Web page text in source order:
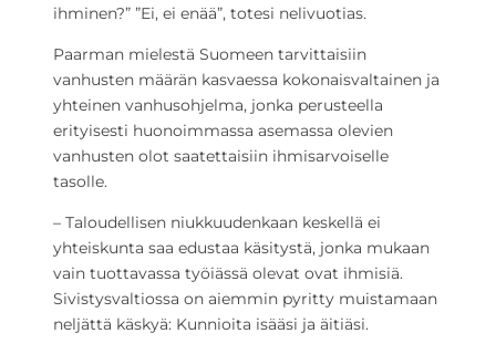
ihminen?” ”Ei, ei enää”, totesi nelivuotias.
Paarman mielestä Suomeen tarvittaisiin
vanhusten määrän kasvaessa kokonaisvaltainen ja
yhteinen vanhusohjelma, jonka perusteella
erityisesti huonoimmassa asemassa olevien
vanhusten olot saatettaisiin ihmisarvoiselle
tasolle.
– Taloudellisen niukkuudenkaan keskellä ei
yhteiskunta saa edustaa käsitystä, jonka mukaan
vain tuottavassa työiässä olevat ovat ihmisiä.
Sivistysvaltiossa on aiemmin pyritty muistamaan
neljättä käskyä: Kunnioita isääsi ja äitiäsi.